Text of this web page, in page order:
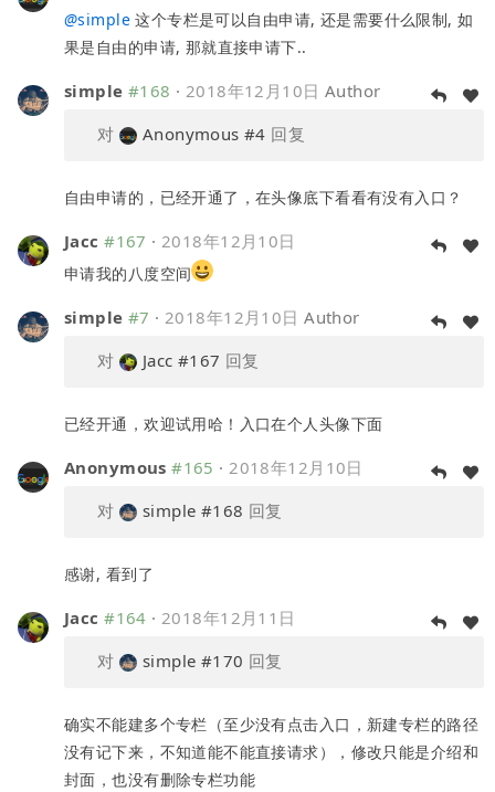
@simple这个专栏是可以自由申请, 还是需要什么限制, 如
果是自由的申请, 那就直接申请下..
simple #168 · 2018年12月10日 Author
对
Anonymous #4 回复
自由申请的，已经开通了，在头像底下看看有没有入口？
Jacc #167 ·2018年12月10日
申请我的八度空间
simple #7 ·2018年12月10日 Author
对
Jacc #167 回复
已经开通，欢迎试用哈！入口在个人头像下面
Anonymous #165 ·2018年12月10日
对
simple #168 回复
感谢, 看到了
Jacc #164 ·2018年12月11日
对
simple #170 回复
确实不能建多个专栏（至少没有点击入口，新建专栏的路径
没有记下来，不知道能不能直接请求），修改只能是介绍和
封面，也没有删除专栏功能